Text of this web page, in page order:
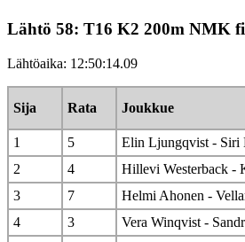
Lähtö 58: T16 K2 200m NMK
Lähtöaika: 12:50:14.09
Sija Rata Joukkue
1 5
Elin Ljungqvist - Siri
2
4
Hillevi Westerback -
3
7
Helmi Ahonen -
4
3
Vera Winqvist -